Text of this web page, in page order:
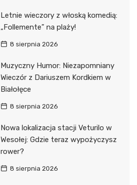
Letnie wieczory z włoską komedią:
„Follemente” na plaży!
8 sierpnia 2026
Muzyczny Humor: Niezapomniany
Wieczór z Dariuszem Kordkiem w
Białołęce
8 sierpnia 2026
Nowa lokalizacja stacji Veturilo w
Wesołej: Gdzie teraz wypożyczysz
rower?
8 sierpnia 2026